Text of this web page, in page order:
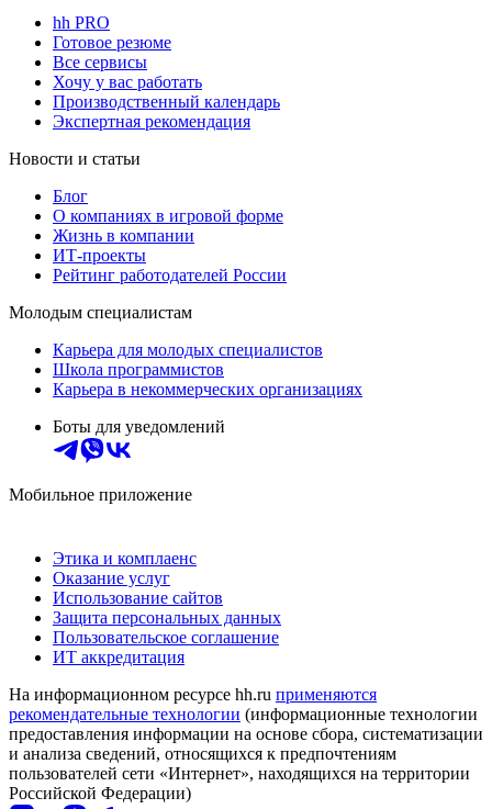
hh PRO
Готовое резюме
Все сервисы
Хочу у вас работать
Производственный календарь
Экспертная рекомендация
Новости и статьи
Блог
О компаниях в игровой форме
Жизнь в компании
ИТ-проекты
Рейтинг работодателей России
Молодым специалистам
Карьера для молодых специалистов
Школа программистов
Карьера в некоммерческих организациях
Боты для уведомлений
Мобильное приложение
Этика и комплаенс
Оказание услуг
Использование сайтов
Защита персональных данных
Пользовательское соглашение
ИТ аккредитация
На информационном ресурсе hh.ru применяются
рекомендательные технологии (информационные технологии
предоставления информации на основе сбора, систематизации
и анализа сведений, относящихся к предпочтениям
пользователей сети «Интернет», находящихся на территории
Российской Федерации)